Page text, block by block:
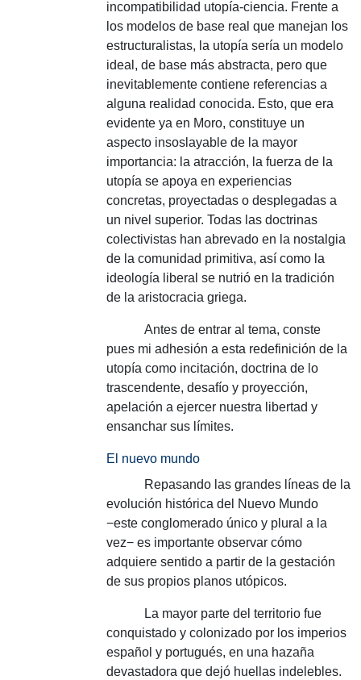
incompatibilidad utopía-ciencia. Frente a
los modelos de base real que manejan los
estructuralistas, la utopía sería un modelo
ideal, de base más abstracta, pero que
inevitablemente contiene referencias a
alguna realidad conocida. Esto, que era
evidente ya en Moro, constituye un
aspecto insoslayable de la mayor
importancia: la atracción, la fuerza de la
utopía se apoya en experiencias
concretas, proyectadas o desplegadas a
un nivel superior. Todas las doctrinas
colectivistas han abrevado en la nostalgia
de la comunidad primitiva, así como la
ideología liberal se nutrió en la tradición
de la aristocracia griega.
Antes de entrar al tema, conste
pues mi adhesión a esta redefinición de la
utopía como incitación, doctrina de lo
trascendente, desafío y proyección,
apelación a ejercer nuestra libertad y
ensanchar sus límites.
El nuevo mundo
Repasando las grandes líneas de la
evolución histórica del Nuevo Mundo
−este conglomerado único y plural a la
vez− es importante observar cómo
adquiere sentido a partir de la gestación
de sus propios planos utópicos.
La mayor parte del territorio fue
conquistado y colonizado por los imperios
español y portugués, en una hazaña
devastadora que dejó huellas indelebles.